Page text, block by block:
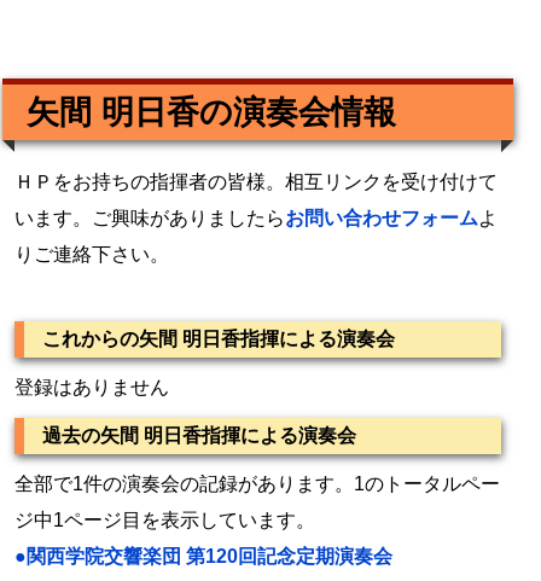
矢間 明日香の演奏会情報
ＨＰをお持ちの指揮者の皆様。相互リンクを受け付けて
います。ご興味がありましたらお問い合わせフォームよ
りご連絡下さい。
これからの矢間 明日香指揮による演奏会
登録はありません
過去の矢間 明日香指揮による演奏会
全部で1件の演奏会の記録があります。1のトータルペー
ジ中1ページ目を表示しています。
●関西学院交響楽団 第120回記念定期演奏会